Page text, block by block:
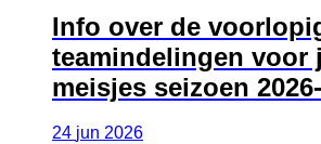
Info over de
teamindelingen voor
meisjes seizoen
24 jun 2026